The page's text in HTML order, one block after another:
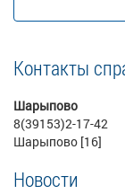
Контакты
Шарыпово
8(39153)2-17-42
Шарыпово [16]
Новости